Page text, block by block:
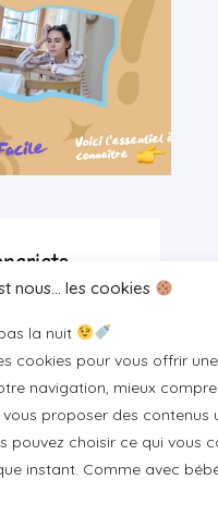
nous… les cookies
la nuit
cookies pour vous offrir
navigation, mieux
proposer des contenus
pouvez choisir ce qui vous
instant. Comme avec